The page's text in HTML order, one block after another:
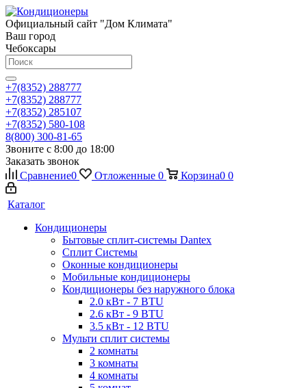
Официальный сайт "Дом Климата"
Ваш город
Чебоксары
+7(8352) 288777
+7(8352) 288777
+7(8352) 285107
+7(8352) 580-108
8(800) 300-81-65
Звоните с 8:00 до 18:00
Заказать звонок
Сравнение0 Отложенные 0 Корзина0 0
Каталог
Кондиционеры
Бытовые сплит-системы Dantex
Сплит Системы
Оконные кондиционеры
Мобильные кондиционеры
Кондиционеры без наружного блока
2.0 кВт - 7 BTU
2.6 кВт - 9 BTU
3.5 кВт - 12 BTU
Мульти сплит системы
2 комнаты
3 комнаты
4 комнаты